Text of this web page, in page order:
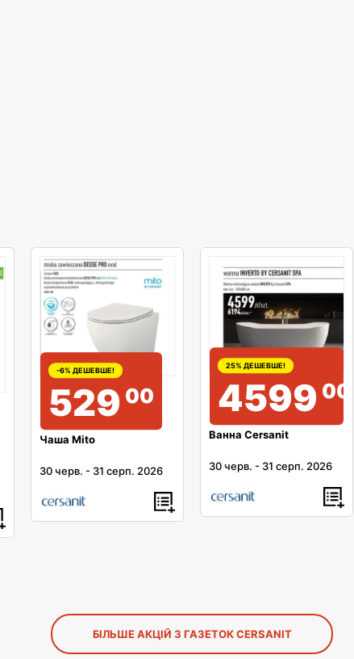
-6% ДЕШЕВШЕ!
529 00
Чаша Mito
30 черв. - 31 серп. 2026
25% ДЕШЕВШЕ!
4599 00
Ванна Cersanit
30 черв. - 31 серп. 2026
БІЛЬШЕ АКЦІЙ З ГАЗЕТОК CERSANIT